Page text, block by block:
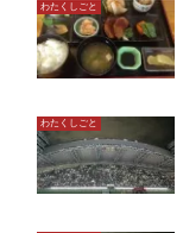
わたくしごと
わたくしごと